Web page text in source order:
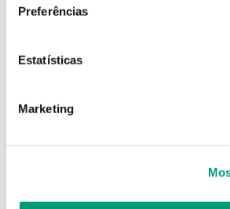
Preferências
Estatísticas
Marketing
BRITOS